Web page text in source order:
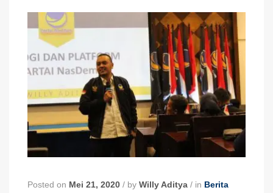
Posted on Mei 21, 2020 / by Willy Aditya / in Berita